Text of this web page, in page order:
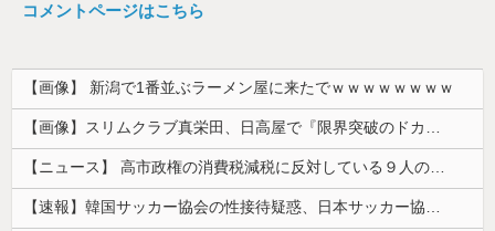
コメントページはこちら
【画像】 新潟で1番並ぶラーメン屋に来たでｗｗｗｗｗｗｗｗ
【画像】スリムクラブ真栄田、日高屋で『限界突破のドカ食い』を披露するｗｗｗｗｗｗ
【ニュース】 高市政権の消費税減税に反対している９人の自民党議員が全て判明！！！！ やっぱりコイツラかｗｗｗｗｗ
【速報】韓国サッカー協会の性接待疑惑、日本サッカー協会が4人の日本人審判員を調査「調査後に結果を公表します」